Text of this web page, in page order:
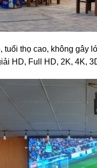
thọ cao, không gây
HD, Full HD, 2K, 4K,